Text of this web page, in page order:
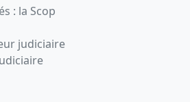
: la Scop
judiciaire